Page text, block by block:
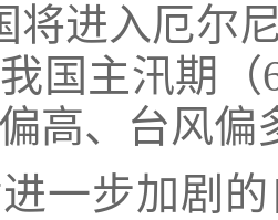
将进入厄尔
国主汛期
高、台风
一步加剧